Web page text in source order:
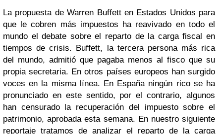
La propuesta de Warren Buffett en Estados Unidos para
que le cobren más impuestos ha reavivado en todo el
mundo el debate sobre el reparto de la carga fiscal en
tiempos de crisis. Buffett, la tercera persona más rica
del mundo, admitió que pagaba menos al fisco que su
propia secretaria. En otros países europeos han surgido
voces en la misma línea. En España ningún rico se ha
pronunciado en este sentido, por el contrario, algunos
han censurado la recuperación del impuesto sobre el
patrimonio, aprobada esta semana. En nuestro siguiente
reportaje tratamos de analizar el reparto de la carga